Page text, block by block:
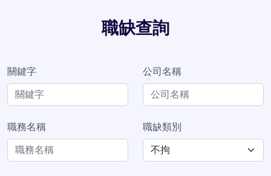
職缺查詢
關鍵字 公司名稱
職務名稱 職缺類別